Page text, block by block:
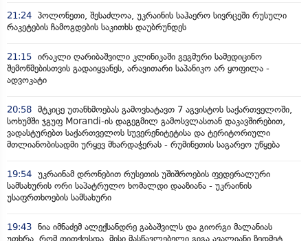
21:24 პოლონეთი, შესაძლოა, უკრაინის საჰაერო სივრცეში რუსული
რაკეტების ჩამოგდების საკითხს დაუბრუნდეს
21:15 ირაკლი ღარიბაშვილი კლინიკაში გეგმური სამედიცინო
შემოწმებისთვის გადაიყვანეს, არავითარი საპანიკო არ ყოფილა -
ადვოკატი
20:58 მტკიცე უთანხმოებას გამოვხატავთ 7 აგვისტოს საქართველოში,
სოხუმში ჯგუფ Morandi-ის დაგეგმილ გამოსვლასთან დაკავშირებით,
ვადასტურებთ საქართველოს სუვერენიტეტისა და ტერიტორიული
მთლიანობისადმი ურყევ მხარდაჭერას - რუმინეთის საგარეო უწყება
19:54 უკრაინამ დრონებით რუსეთის უშიშროების ფედერალური
სამსახურის ორი საპატრულო ხომალდი დააზიანა - უკრაინის
უსაფრთხოების სამსახური
19:43 ნია იმნაძემ ალექსანდრე გაბაშვილს და გიორგი მალანიას
უთხრა, რომ თითქოსდა, მისი მასწავლებელი გიგა ავალიანი ზედმეტ